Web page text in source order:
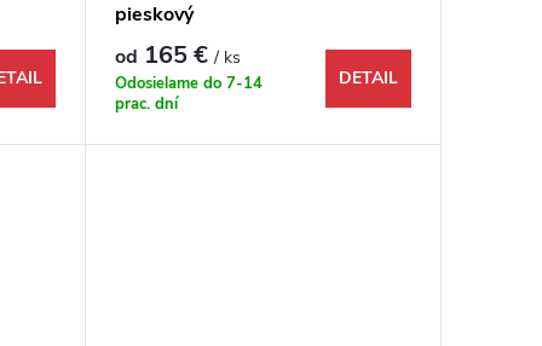
pieskový
od 165 €/ ks
Odosielame do 7-14
prac. dní
DETAIL